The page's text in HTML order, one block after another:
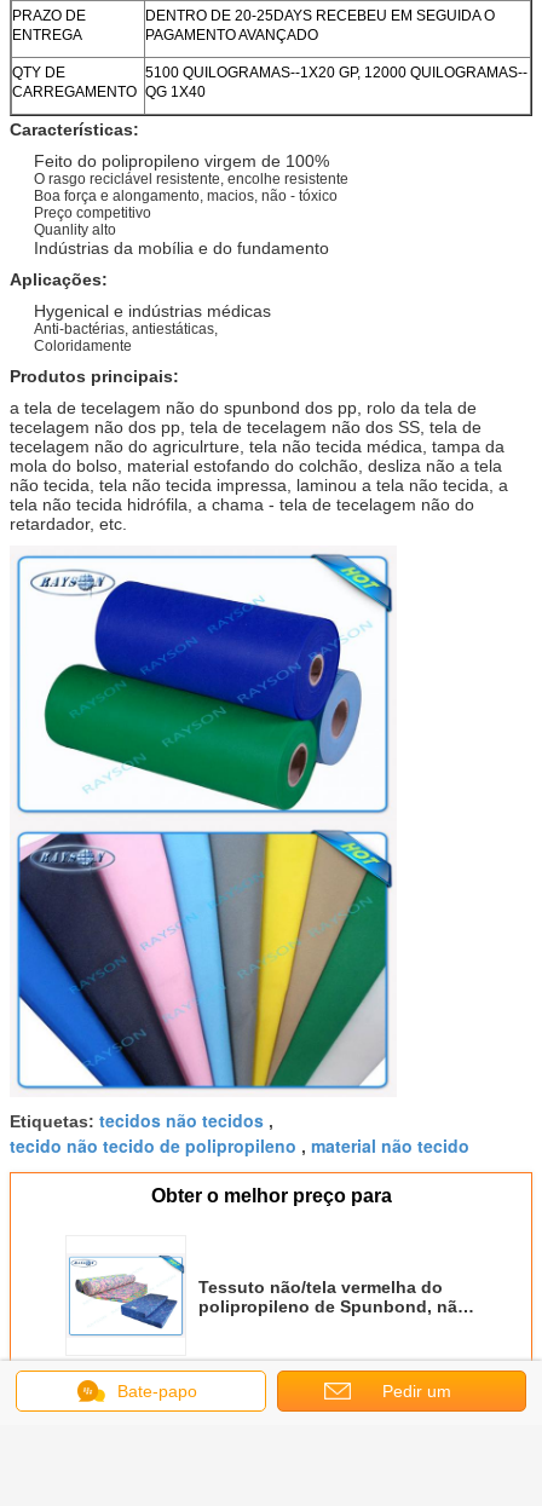
PRAZO DE
ENTREGA
DENTRO DE 20-25DAYS RECEBEU EM SEGUIDA O
PAGAMENTO AVANÇADO
QTY DE
CARREGAMENTO
5100 QUILOGRAMAS--1X20 GP, 12000 QUILOGRAMAS--
QG 1X40
Características:
Feito do polipropileno virgem de 100%
O rasgo reciclável resistente, encolhe resistente
Boa força e alongamento, macios, não - tóxico
Preço competitivo
Quanlity alto
Indústrias da mobília e do fundamento
Aplicações:
Hygenical e indústrias médicas
Anti-bactérias, antiestáticas,
Coloridamente
Produtos principais:
a tela de tecelagem não do spunbond dos pp, rolo da tela de
tecelagem não dos pp, tela de tecelagem não dos SS, tela de
tecelagem não do agriculrture, tela não tecida médica, tampa da
mola do bolso, material estofando do colchão, desliza não a tela
não tecida, tela não tecida impressa, laminou a tela não tecida, a
tela não tecida hidrófila, a chama - tela de tecelagem não do
retardador, etc.
Etiquetas: tecidos não tecidos ,
tecido não tecido de polipropileno , material não tecido
Obter o melhor preço para
Tessuto não/tela vermelha do
polipropileno de Spunbond, não
Bate-papo Pedir um